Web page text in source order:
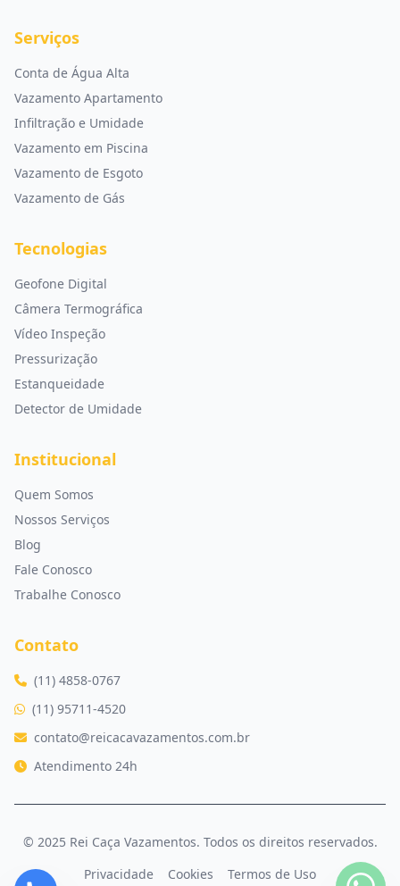
Serviços
Conta de Água Alta
Vazamento Apartamento
Infiltração e Umidade
Vazamento em Piscina
Vazamento de Esgoto
Vazamento de Gás
Tecnologias
Geofone Digital
Câmera Termográfica
Vídeo Inspeção
Pressurização
Estanqueidade
Detector de Umidade
Institucional
Quem Somos
Nossos Serviços
Blog
Fale Conosco
Trabalhe Conosco
Contato
(11) 4858-0767
(11) 95711-4520
contato@reicacavazamentos.com.br
Atendimento 24h
© 2025 Rei Caça Vazamentos. Todos os direitos reservados.
Privacidade
Cookies Termos de Uso